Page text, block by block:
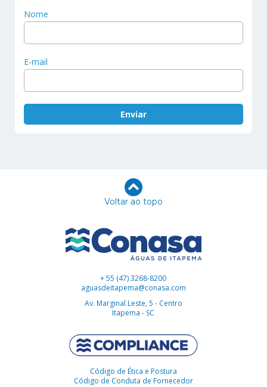
Nome
E-mail
Voltar ao topo
+ 55 (47) 3268-8200
aguasdeitapema@conasa.com
Av. Marginal Leste, 5 - Centro
Itapema - SC
Código de Ética e Postura
Código de Conduta de Fornecedor